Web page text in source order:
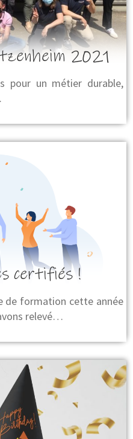
2021
pour un métier durable,
certifiés !
de formation cette année
relevé…